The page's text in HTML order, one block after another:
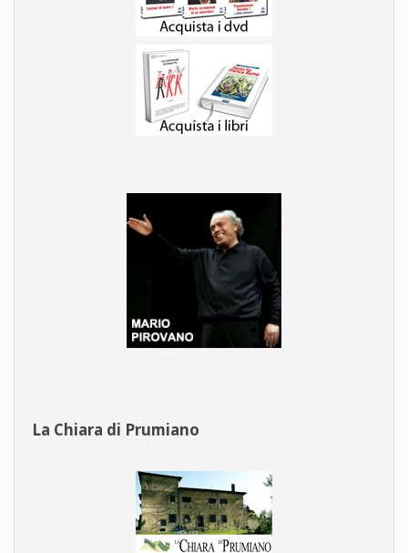
La Chiara di Prumiano